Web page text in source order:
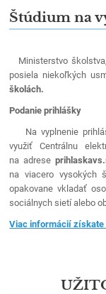
Štúdium na
Ministerstvo
posiela niekoľkých
školách.
Podanie prihlášky
Na vyplnenie
využiť Centrálnu
na adrese
na viacero vysokých
opakovane vkladať
sociálnych sietí alebo
Viac informácií získate